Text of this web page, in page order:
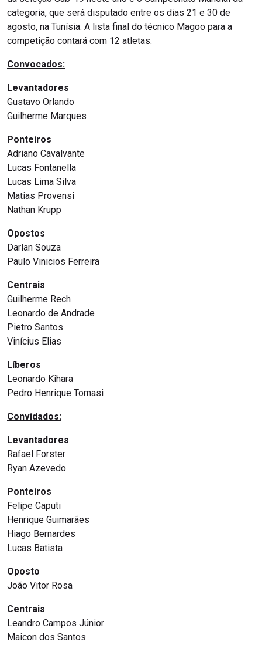
categoria, que será disputado entre os dias 21 e 30 de
agosto, na Tunísia. A lista final do técnico Magoo para a
competição contará com 12 atletas.
Convocados:
Levantadores
Gustavo Orlando
Guilherme Marques
Ponteiros
Adriano Cavalvante
Lucas Fontanella
Lucas Lima Silva
Matias Provensi
Nathan Krupp
Opostos
Darlan Souza
Paulo Vinicios Ferreira
Centrais
Guilherme Rech
Leonardo de Andrade
Pietro Santos
Vinícius Elias
Líberos
Leonardo Kihara
Pedro Henrique Tomasi
Convidados:
Levantadores
Rafael Forster
Ryan Azevedo
Ponteiros
Felipe Caputi
Henrique Guimarães
Hiago Bernardes
Lucas Batista
Oposto
João Vitor Rosa
Centrais
Leandro Campos Júnior
Maicon dos Santos